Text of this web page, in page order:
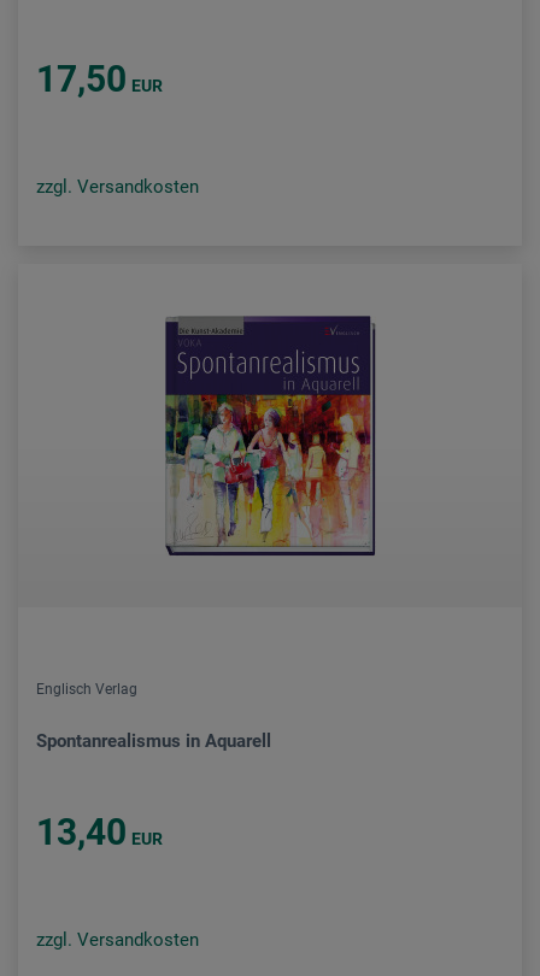
17,50 EUR
zzgl. Versandkosten
Englisch Verlag
Spontanrealismus in Aquarell
13,40 EUR
zzgl. Versandkosten